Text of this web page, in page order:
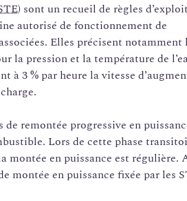
) sont un recueil de règles
autorisé de fonctionnement de
Elles précisent notamment
la pression et la température de
à 3 % par heure la vitesse
remontée progressive en
Lors de cette phase
montée en puissance est régulière.
montée en puissance fixée par les